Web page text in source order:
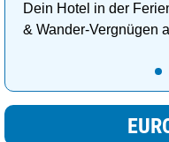
Dein Hotel in der
& Wander-Vergnügen